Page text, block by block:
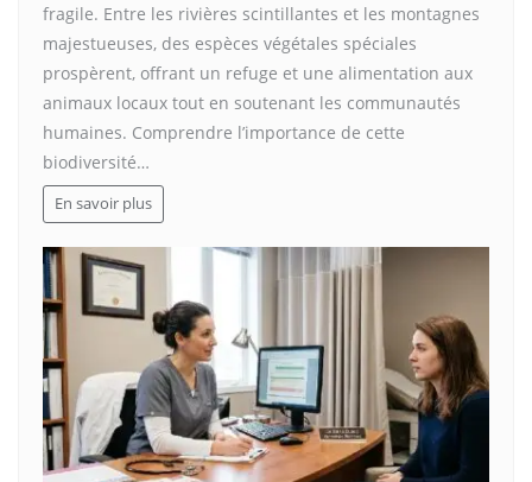
fragile. Entre les rivières scintillantes et les montagnes
majestueuses, des espèces végétales spéciales
prospèrent, offrant un refuge et une alimentation aux
animaux locaux tout en soutenant les communautés
humaines. Comprendre l’importance de cette
biodiversité…
En savoir plus